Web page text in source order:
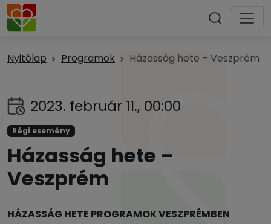
Nyitólap Programok Házasság hete – Veszprém
2023. február 11., 00:00
Régi esemény
Házasság hete –
Veszprém
HÁZASSÁG HETE PROGRAMOK VESZPRÉMBEN